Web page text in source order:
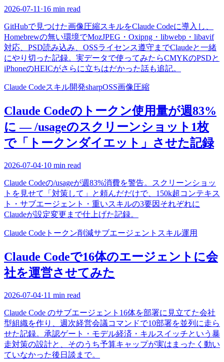
2026-07-11 ·16 min read
GitHubで見つけた画像圧縮スキルをClaude Codeに導入し、
Homebrewの無い環境でMozJPEG・Oxipng・libwebp・libavif
対応、PSD読み込み、OSSライセンス遵守までClaudeと一緒
にやり切った記録。実データで使ってみたらCMYKのPSDと
iPhoneのHEICがさらに立ちはだかった話も追記。
Claude Codeスキル開発sharpOSS画像圧縮
Claude Codeのトークン使用量が週83%
に — /usageのスクリーンショット1枚
で「トークンダイエット」させた記録
2026-07-04·10 min read
Claude Codeの/usageが週83%消費を警告。スクリーンショッ
トを見せて「対策して」と頼んだだけで、150k超コンテキス
ト・サブエージェント・重いスキルの3要因それぞれに
Claudeが設定変更まで仕上げた記録。
Claude Code トークン削減サブエージェント スキル運用
Claude Codeで16体のエージェントに会
社を運営させてみた
2026-07-04·11 min read
Claude Code のサブエージェント16体を部署に見立てた会社
型組織を作り、週次経営会議コマンドで10部署を並列に走ら
せた記録。承認ゲート・モデル経済・キルスイッチという暴
走対策の設計と、そのうち予算キャップが実はまったく動い
ていなかった後日談まで。